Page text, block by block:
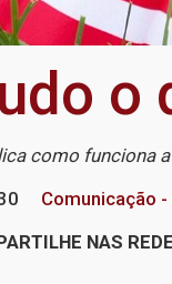
o
como funciona
Comunicação
NAS